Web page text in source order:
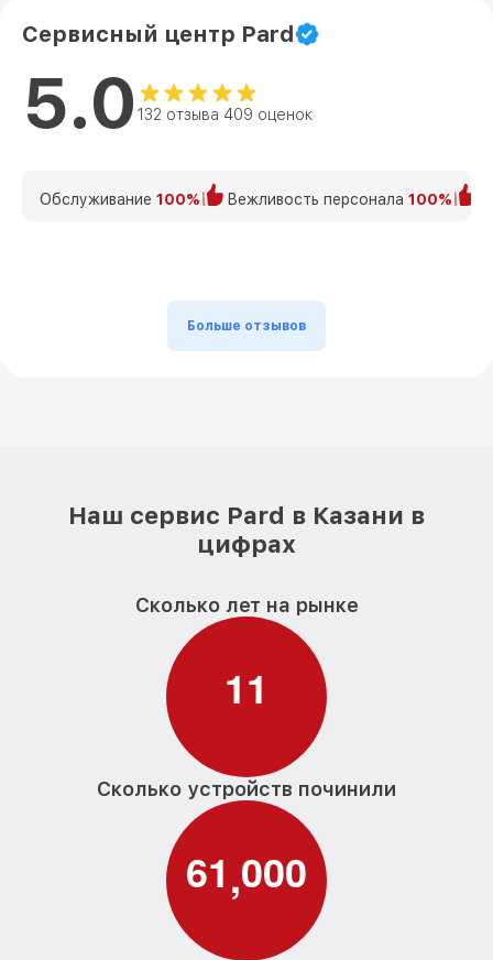
Сервисный центр Pard
5.0 132 отзыва 409 оценок
Обслуживание 100% Вежливость персонала 100%
Больше отзывов
Наш сервис Pard в Казани в
цифрах
Сколько лет на рынке
11
Сколько устройств починили
61,000